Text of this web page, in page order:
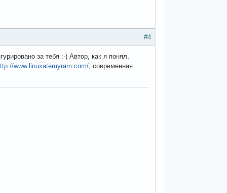
#4
за тебя :-) Автор, как я понял,
www.linuxatemyram.com/ , современная